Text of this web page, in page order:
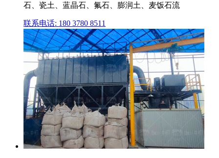
石、瓷土、蓝晶石、氟石、膨润土、麦饭石流
联系电话: 180 3780 8511